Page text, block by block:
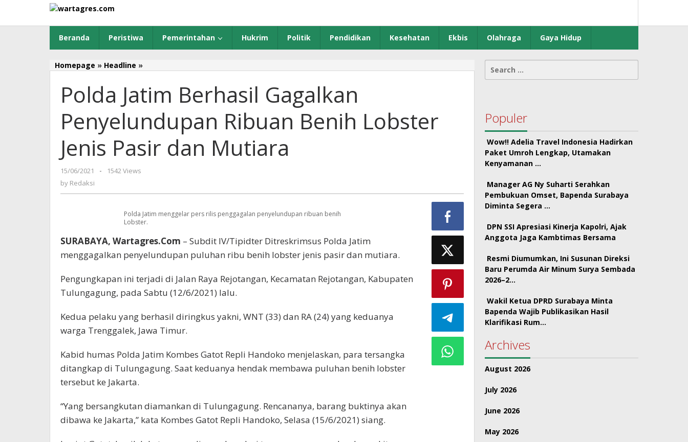
content
Beranda
Peristiwa Pemerintahan Hukrim Politik Pendidikan Kesehatan Ekbis Olahraga Gaya Hidup
Homepage » Headline »
Berhasil
Gagalkan
Ribuan
Benih
Lobster
Jenis
Polda Jatim Berhasil Gagalkan
Penyelundupan Ribuan Benih Lobster
Jenis Pasir dan Mutiara
15/06/2021
by
-
1542 Views
by Redaksi
Polda Jatim menggelar pers rilis penggagalan penyelundupan ribuan benih
Lobster.
SURABAYA, Wartagres.Com – Subdit IV/Tipidter Ditreskrimsus Polda Jatim
menggagalkan penyelundupan puluhan ribu benih lobster jenis pasir dan mutiara.
Pengungkapan ini terjadi di Jalan Raya Rejotangan, Kecamatan Rejotangan, Kabupaten
Tulungagung, pada Sabtu (12/6/2021) lalu.
Kedua pelaku yang berhasil diringkus yakni, WNT (33) dan RA (24) yang keduanya
warga Trenggalek, Jawa Timur.
Kabid humas Polda Jatim Kombes Gatot Repli Handoko menjelaskan, para tersangka
ditangkap di Tulungagung. Saat keduanya hendak membawa puluhan benih lobster
tersebut ke Jakarta.
“Yang bersangkutan diamankan di Tulungagung. Rencananya, barang buktinya akan
dibawa ke Jakarta,” kata Kombes Gatot Repli Handoko, Selasa (15/6/2021) siang.
Search
for:
Populer
Wow!! Adelia Travel Indonesia Hadirkan
Paket Umroh Lengkap, Utamakan
Kenyamanan …
Manager AG Ny Suharti Serahkan
Pembukuan Omset, Bapenda Surabaya
Diminta Segera …
DPN SSI Apresiasi Kinerja Kapolri, Ajak
Anggota Jaga Kambtimas Bersama
Resmi Diumumkan, Ini Susunan Direksi
Baru Perumda Air Minum Surya Sembada
2026–2…
Wakil Ketua DPRD Surabaya Minta
Bapenda Wajib Publikasikan Hasil
Klarifikasi Rum…
Archives
August 2026
July 2026
June 2026
May 2026